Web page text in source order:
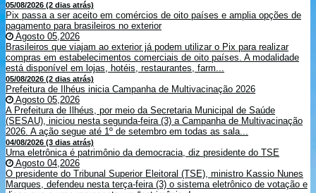
05/08/2026 (2 dias atrás)
Pix passa a ser aceito em comércios de oito países e amplia opções de
pagamento para brasileiros no exterior
Agosto 05,2026
Brasileiros que viajam ao exterior já podem utilizar o Pix para realizar
compras em estabelecimentos comerciais de oito países. A modalidade
está disponível em lojas, hotéis, restaurantes, farm...
05/08/2026 (2 dias atrás)
Prefeitura de Ilhéus inicia Campanha de Multivacinação 2026
Agosto 05,2026
A Prefeitura de Ilhéus, por meio da Secretaria Municipal de Saúde
(SESAU), iniciou nesta segunda-feira (3) a Campanha de Multivacinação
2026. A ação segue até 1º de setembro em todas as sala...
04/08/2026 (3 dias atrás)
Urna eletrônica é patrimônio da democracia, diz presidente do TSE
Agosto 04,2026
O presidente do Tribunal Superior Eleitoral (TSE), ministro Kassio Nunes
Marques, defendeu nesta terça-feira (3) o sistema eletrônico de votação e